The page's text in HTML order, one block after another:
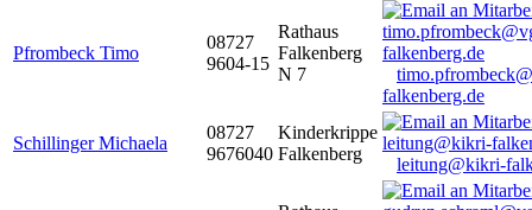
Pfrombeck Timo
08727
9604-15
Rathaus
Falkenberg
N 7
falkenberg.de
Schillinger Michaela
08727
9676040
Kinderkrippe
Falkenberg
leitung@kikri-